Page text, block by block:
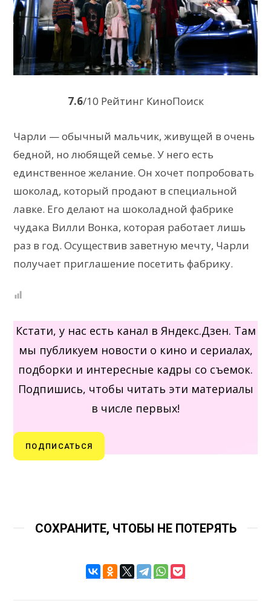
7.6/10 Рейтинг КиноПоиск
Чарли — обычный мальчик, живущей в очень
бедной, но любящей семье. У него есть
единственное желание. Он хочет попробовать
шоколад, который продают в специальной
лавке. Его делают на шоколадной фабрике
чудака Вилли Вонка, которая работает лишь
раз в год. Осуществив заветную мечту, Чарли
получает приглашение посетить фабрику.
Кстати, у нас есть канал в Яндекс.Дзен. Там
мы публикуем новости о кино и сериалах,
подборки и интересные кадры со съемок.
Подпишись, чтобы читать эти материалы
в числе первых!
ПОДПИСАТЬСЯ
СОХРАНИТЕ, ЧТОБЫ НЕ ПОТЕРЯТЬ